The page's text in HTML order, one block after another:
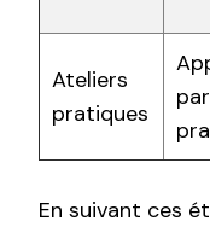
Ateliers
pratiques
En suivant ces